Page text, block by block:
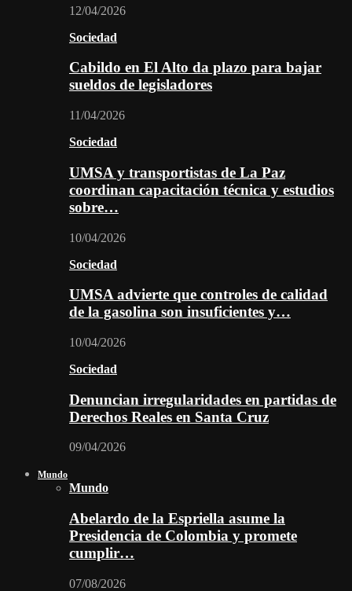
12/04/2026
Sociedad
Cabildo en El Alto da plazo para bajar
sueldos de legisladores
11/04/2026
Sociedad
UMSA y transportistas de La Paz
coordinan capacitación técnica y estudios
sobre…
10/04/2026
Sociedad
UMSA advierte que controles de calidad
de la gasolina son insuficientes y…
10/04/2026
Sociedad
Denuncian irregularidades en partidas de
Derechos Reales en Santa Cruz
09/04/2026
Mundo
Mundo
Abelardo de la Espriella asume la
Presidencia de Colombia y promete
cumplir…
07/08/2026